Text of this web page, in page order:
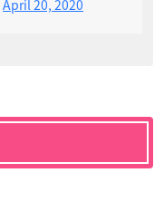
April 20, 2020